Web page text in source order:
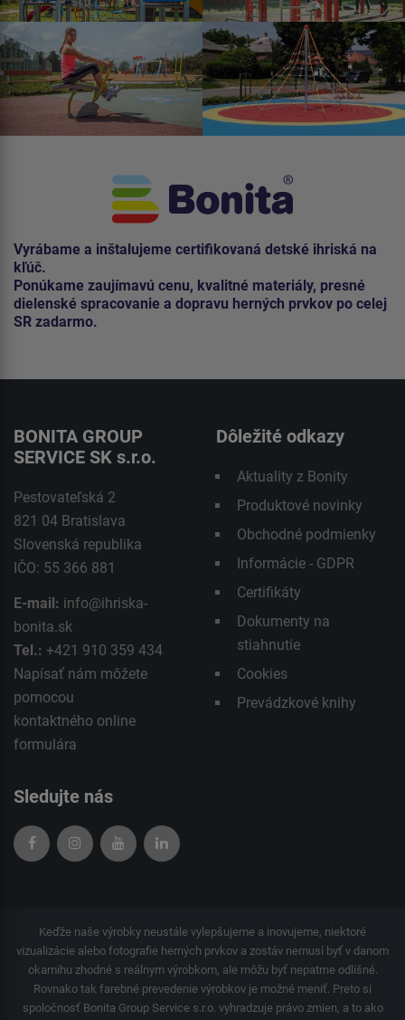
Vyrábame a inštalujeme certifikovaná detské ihriská na
kľúč.
Ponúkame zaujímavú cenu, kvalitné materiály, presné
dielenské spracovanie a dopravu herných prvkov po celej
SR zadarmo.
BONITA GROUP
SERVICE SK s.r.o.
Pestovateľská 2
821 04 Bratislava
Slovenská republika
IČO: 55 366 881
E-mail: info@ihriska-
bonita.sk
Tel.: +421 910 359 434
Napísať nám môžete
pomocou
kontaktného online
formulára
Dôležité odkazy
Aktuality z Bonity
Produktové novinky
Obchodné podmienky
Informácie - GDPR
Certifikáty
Dokumenty na
stiahnutie
Cookies
Prevádzkové knihy
Sledujte nás
Keďže naše výrobky neustále vylepšujeme a inovujeme, niektoré
vizualizácie alebo fotografie herných prvkov a zostáv nemusí byť v danom
okamihu zhodné s reálnym výrobkom, ale môžu byť nepatrne odlišné.
Rovnako tak farebné prevedenie výrobkov je možné meniť. Preto si
spoločnosť Bonita Group Service s.r.o. vyhradzuje právo zmien, a to ako